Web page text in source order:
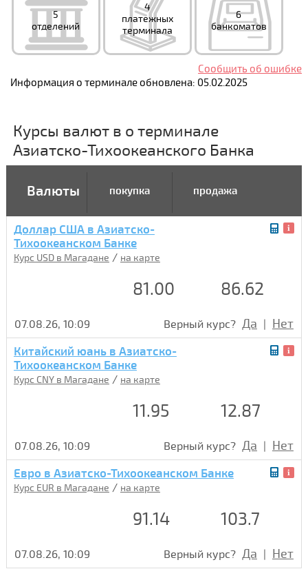
5
отделений
4
платежных
терминала
6
банкоматов
Сообщить об ошибке
Информация о терминале обновлена: 05.02.2025
Курсы валют в о терминале
Азиатско-Тихоокеанского Банка
Валюты покупка продажа
Доллар США в Азиатско-
Тихоокеанском Банке
Курс USD в Магадане / на карте
81.00 86.62
07.08.26, 10:09 Верный курс? Да | Нет
Китайский юань в Азиатско-
Тихоокеанском Банке
Курс CNY в Магадане / на карте
11.95 12.87
07.08.26, 10:09 Верный курс? Да | Нет
Евро в Азиатско-Тихоокеанском Банке
Курс EUR в Магадане / на карте
91.14 103.7
07.08.26, 10:09 Верный курс? Да | Нет